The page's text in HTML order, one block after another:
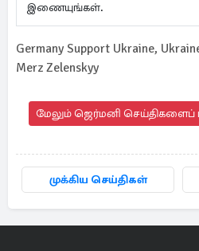
இணையுங்கள்.
Germany Support Ukraine,
Merz Zelenskyy
மேலும் ஜெர்மனி செய்திகளைப்
முக்கிய செய்திகள்